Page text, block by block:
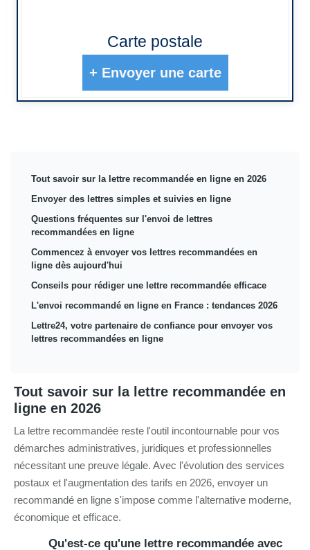
Carte postale
+ Envoyer une carte
Tout savoir sur la lettre recommandée en ligne en 2026
Envoyer des lettres simples et suivies en ligne
Questions fréquentes sur l'envoi de lettres
recommandées en ligne
Commencez à envoyer vos lettres recommandées en
ligne dès aujourd'hui
Conseils pour rédiger une lettre recommandée efficace
L'envoi recommandé en ligne en France : tendances 2026
Lettre24, votre partenaire de confiance pour envoyer vos
lettres recommandées en ligne
Tout savoir sur la lettre recommandée en
ligne en 2026
La lettre recommandée reste l'outil incontournable pour vos
démarches administratives, juridiques et professionnelles
nécessitant une preuve légale. Avec l'évolution des services
postaux et l'augmentation des tarifs en 2026, envoyer un
recommandé en ligne s'impose comme l'alternative moderne,
économique et efficace.
Qu'est-ce qu'une lettre recommandée avec